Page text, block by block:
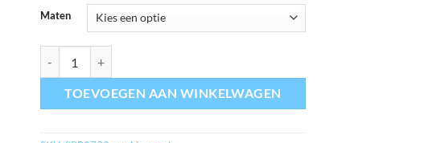
Maten
TOEVOEGEN AAN WINKELWAGEN